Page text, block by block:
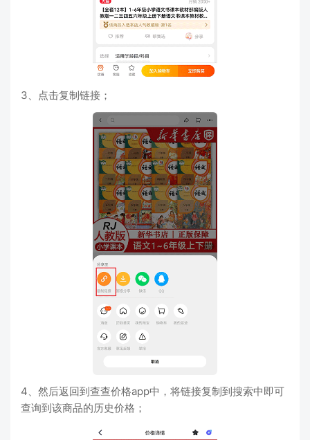
3、点击复制链接；
4、然后返回到查查价格app中，将链接复制到搜索中即可
查询到该商品的历史价格；